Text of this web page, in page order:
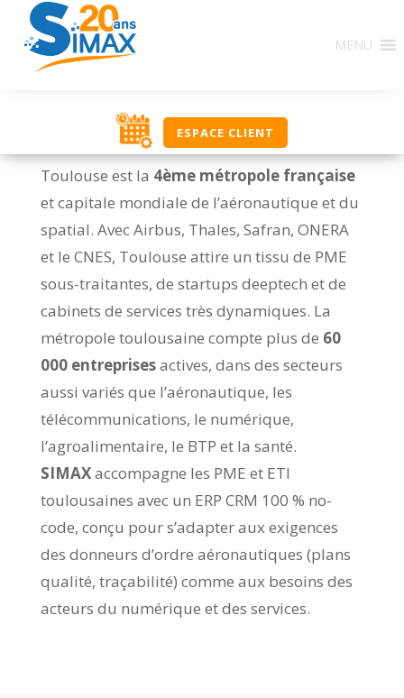
MENU
ESPACE CLIENT
Toulouse est la 4ème métropole française
et capitale mondiale de l’aéronautique et du
spatial. Avec Airbus, Thales, Safran, ONERA
et le CNES, Toulouse attire un tissu de PME
sous-traitantes, de startups deeptech et de
cabinets de services très dynamiques. La
métropole toulousaine compte plus de 60
000 entreprisesactives, dans des secteurs
aussi variés que l’aéronautique, les
télécommunications, le numérique,
l’agroalimentaire, le BTP et la santé.
SIMAXaccompagne les PME et ETI
toulousaines avec un ERP CRM 100 % no-
code, conçu pour s’adapter aux exigences
des donneurs d’ordre aéronautiques (plans
qualité, traçabilité) comme aux besoins des
acteurs du numérique et des services.